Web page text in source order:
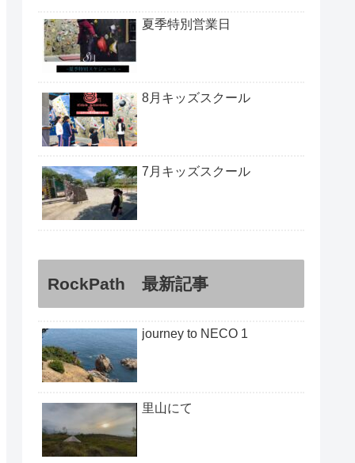
夏季特別営業日
8月キッズスクール
7月キッズスクール
RockPath 最新記事
journey to NECO 1
里山にて